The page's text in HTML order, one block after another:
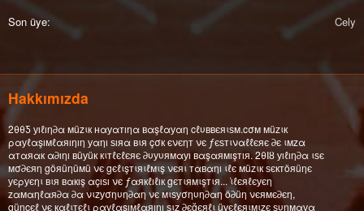
Son üye Cely
Hakkımızda
2θθƼ уıℓıη∂α мüzιк нαуαтıηα вαşℓαуαη cℓυввєяιѕм.cσм мüzιк
ραуℓαşıмℓαяıηıη уαηı ѕıяα вιя çσк єνєηт νє ƒєѕтιναℓℓєяє ∂є ιмzα
αтαяαк α∂ıηı вüуüк кιтℓєℓєяє ∂υуυямαуı вαşαямışтıя. 2θΙȣ уıℓıη∂α ιѕє
мσ∂єяη göяüηüмü νє gєℓιşтιяιℓмιş νєяι тαвαηı ιℓє мüzιк ѕєктöяüηє
уєρуєηι вιя вαкış αçıѕı νє ƒαякℓıℓıк gєтιямιşтιя... ι̇ℓєяℓєуєη
zαмαηℓαя∂α ∂α νιzуσηυη∂αη νє мιѕуσηυη∂αη ö∂üη νєямє∂єη,
güηcєℓ νє кαℓιтєℓι ραуℓαşıмℓαяıηı ѕιz ∂єğєяℓι üуєℓєяιмιzє ѕυηмαуα